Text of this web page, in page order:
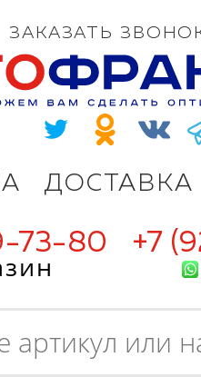
ДОСТАВКА
ЗАКАЗАТЬ
73-80 +7